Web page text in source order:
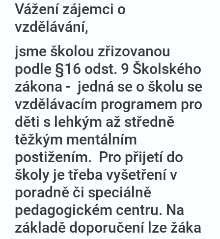
Vážení zájemci o
vzdělávání,
jsme školou zřizovanou
podle §16 odst. 9 Školského
zákona - jedná se o školu se
vzdělávacím programem pro
děti s lehkým až středně
těžkým mentálním
postižením. Pro přijetí do
školy je třeba vyšetření v
poradně či speciálně
pedagogickém centru. Na
základě doporučení lze žáka